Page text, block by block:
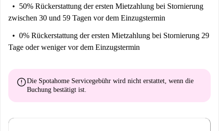
50% Rückerstattung der ersten Mietzahlung bei Stornierung
zwischen 30 und 59 Tagen vor dem Einzugstermin
0% Rückerstattung der ersten Mietzahlung bei Stornierung 29
Tage oder weniger vor dem Einzugstermin
errorDie Spotahome Servicegebühr wird nicht erstattet, wenn die
Buchung bestätigt ist.